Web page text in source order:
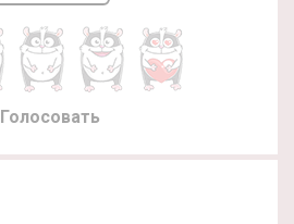
Голосовать